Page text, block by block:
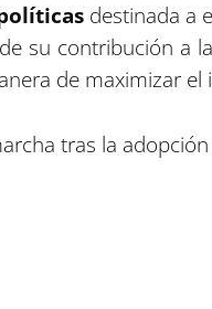
destinada a
su contribución a
de maximizar
tras la